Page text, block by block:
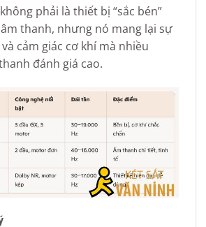
phải là thiết bị “sắc bén”
thanh, nhưng nó mang lại sự
cảm giác cơ khí mà nhiều
đánh giá cao.